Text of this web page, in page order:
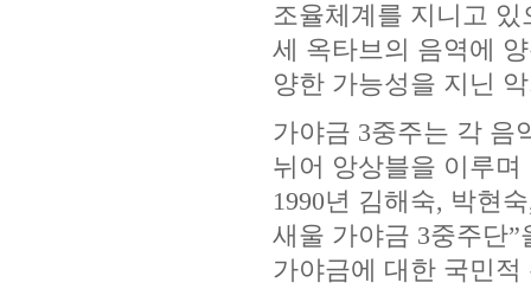
조율체계를 지니고 있
세 옥타브의 음역에
양한 가능성을 지닌
가야금 3중주는 각 음
뉘어 앙상블을 이루며
1990년 김해숙, 박현
새울 가야금 3중주단”
가야금에 대한 국민